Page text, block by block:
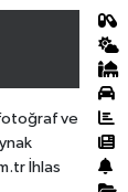
ve
İhlas